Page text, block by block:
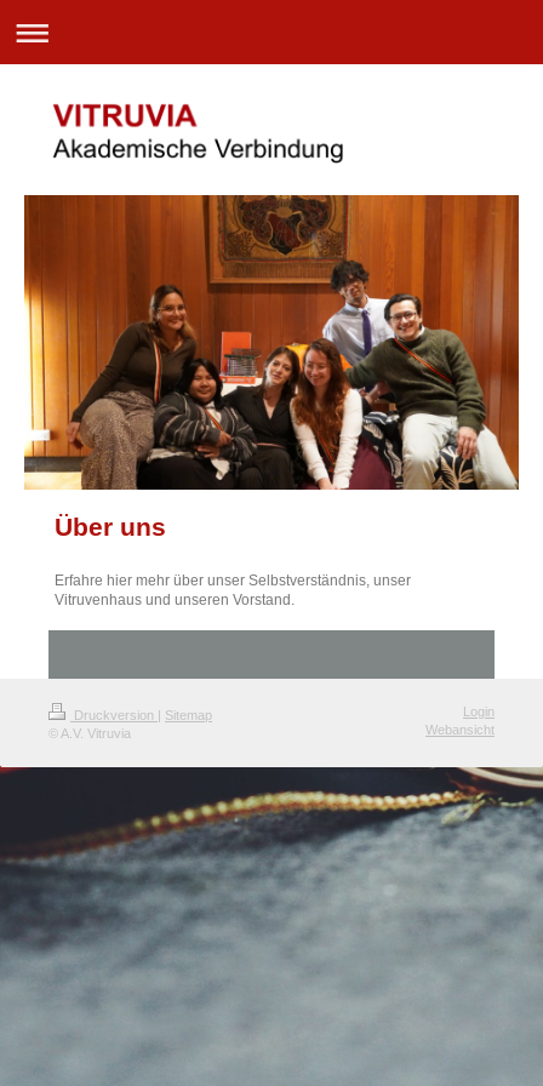
Über uns
Erfahre hier mehr über unser Selbstverständnis, unser
Vitruvenhaus und unseren Vorstand.
Druckversion | Sitemap
© A.V. Vitruvia
Login
Webansicht